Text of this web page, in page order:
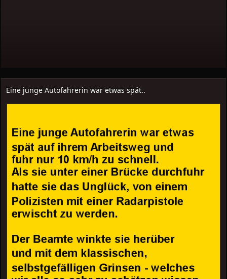
Eine junge Autofahrerin war etwas spät..